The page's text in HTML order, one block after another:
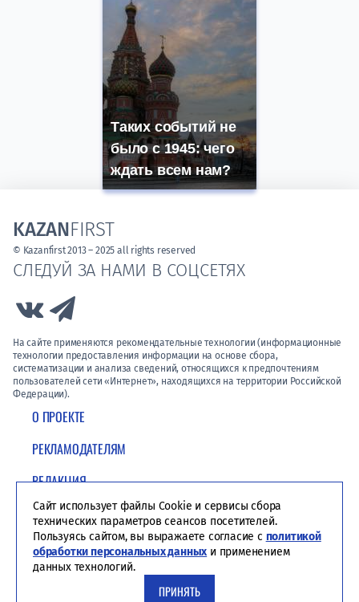
Таких событий не
было с 1945: чего
ждать всем нам?
О ПРОЕКТЕ
РЕКЛАМОДАТЕЛЯМ
РЕДАКЦИЯ
ПОЛИТИКА КОНФИДЕНЦИАЛЬНОСТИ
СЛЕДУЙ ЗА НАМИ В СОЦСЕТЯХ
Link to Vk
На сайте применяются рекомендательные технологии (информационные
технологии предоставления информации на основе сбора,
систематизации и анализа сведений, относящихся к предпочтениям
пользователей сети «Интернет», находящихся на территории Российской
Федерации).
KAZANFIRST
© Kazanfirst 2013 – 2025 all rights reserved
Сайт использует файлы Cookie и сервисы сбора
технических параметров сеансов посетителей.
Пользуясь сайтом, вы выражаете согласие с политикой
обработки персональных данных и применением
данных технологий.
ПРИНЯТЬ